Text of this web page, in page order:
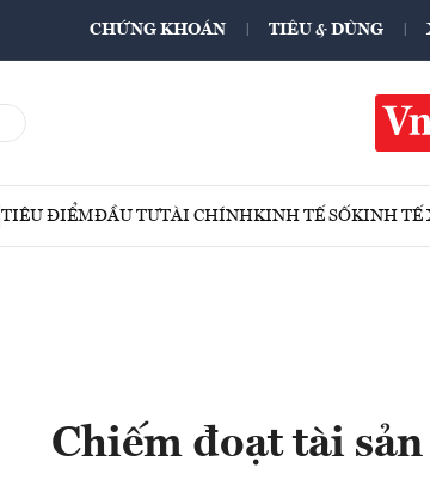
CHỨNG KHOÁN TIÊU & DÙNG
TIÊU ĐIỂMĐẦU TƯTÀI CHÍNHKINH TẾ SỐKINH TẾ
Chiếm đoạt tài